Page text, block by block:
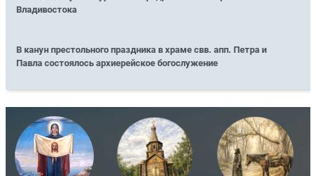
Владивостока
В канун престольного праздника в храме свв. апп. Петра и
Павла состоялось архиерейское богослужение